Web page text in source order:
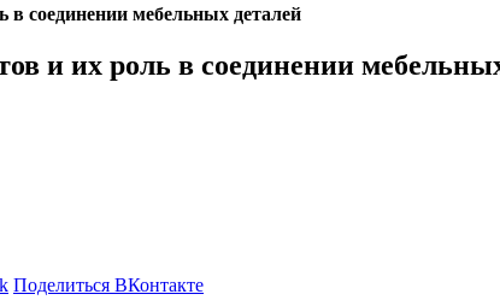
соединении мебельных деталей
и их роль в соединении
Поделиться ВКонтакте